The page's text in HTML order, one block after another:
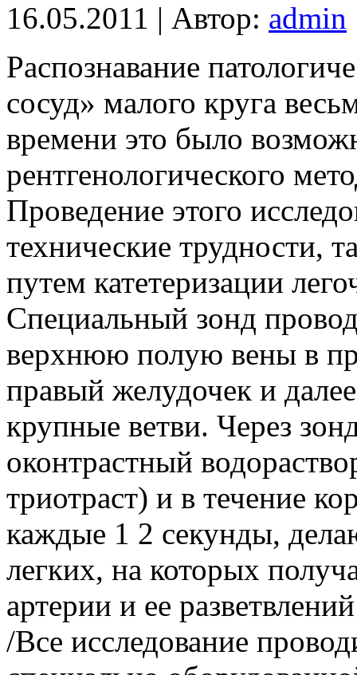
16.05.2011 | Автор: admin
Распознавание
сосуд» малого круга
времени это было
рентгенологического
Проведение этого
технические трудности,
путем катетеризации
Специальный зонд
верхнюю полую вены в
правый желудочек и
крупные ветви. Через
оконтрастный
триотраст) и в течение
каждые 1 2 секунды,
легких, на которых
артерии и ее
/Все исследование